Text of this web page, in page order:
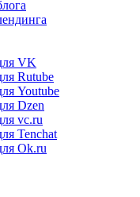
VK
Rutube
Youtube
Dzen
vc.ru
Tenchat
Ok.ru